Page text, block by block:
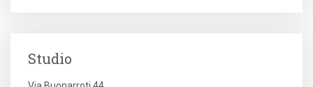
Studio